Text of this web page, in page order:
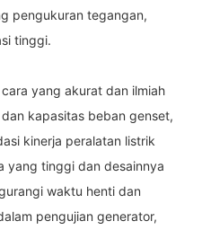
pengukuran tegangan,
tinggi.
yang akurat dan ilmiah
kapasitas beban genset,
kinerja peralatan listrik
yang tinggi dan desainnya
waktu henti dan
pengujian generator,